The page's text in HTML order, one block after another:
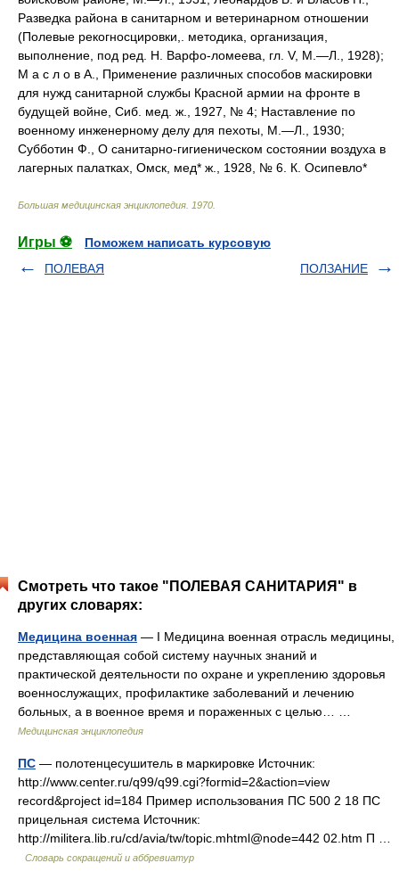
Разведка района в санитарном и ветеринарном отношении
(Полевые рекогносцировки,. методика, организация,
выполнение, под ред. Н. Варфо-ломеева, гл. V, М.—Л., 1928);
М а с л о в А., Применение различных способов маскировки
для нужд санитарной службы Красной армии на фронте в
будущей войне, Сиб. мед. ж., 1927, № 4; Наставление по
военному инженерному делу для пехоты, М.—Л., 1930;
Субботин Ф., О санитарно-гигиеническом состоянии воздуха в
лагерных палатках, Омск, мед* ж., 1928, № 6. К. Осипевло*
Большая медицинская энциклопедия 1970
Игры ⚽
Поможем написать курсовую
ПОЛЕВАЯ
ПОЛЗАНИЕ
Смотреть что такое "ПОЛЕВАЯ САНИТАРИЯ" в
других словарях:
Медицина военная — I Медицина военная отрасль медицины,
представляющая собой систему научных знаний и
практической деятельности по охране и укреплению здоровья
военнослужащих, профилактике заболеваний и лечению
больных, а в военное время и пораженных с целью… …
Медицинская энциклопедия
ПС — полотенцесушитель в маркировке Источник:
http://www.center.ru/q99/q99.cgi?formid=2&action=view
record&project id=184 Пример использования ПС 500 2 18 ПС
прицельная система Источник:
http://militera.lib.ru/cd/avia/tw/topic.mhtml@node=442 02.htm П …
Словарь сокращений и аббревиатур